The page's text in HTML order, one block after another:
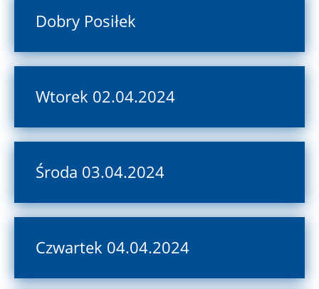
Dobry Posiłek
Wtorek 02.04.2024
Środa 03.04.2024
Czwartek 04.04.2024